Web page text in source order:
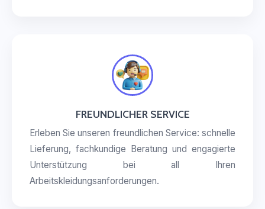
FREUNDLICHER SERVICE
Erleben Sie unseren freundlichen Service: schnelle
Lieferung, fachkundige Beratung und engagierte
Unterstützung bei all Ihren
Arbeitskleidungsanforderungen.